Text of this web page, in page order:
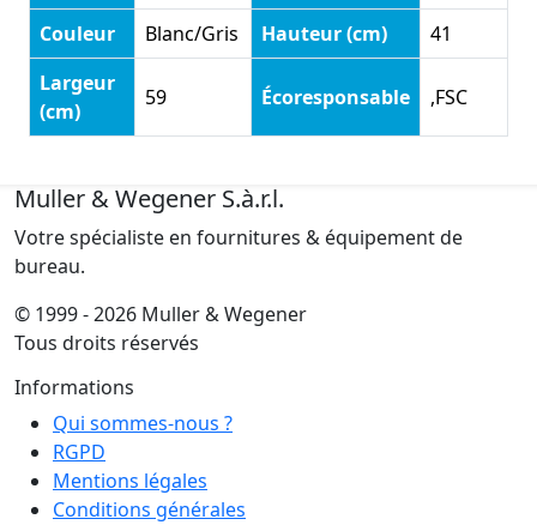
Couleur Blanc/Gris Hauteur (cm)
41
Largeur
(cm)
59 Écoresponsable ,FSC
Muller & Wegener S.à.r.l.
Votre spécialiste en fournitures & équipement de
bureau.
© 1999 - 2026 Muller & Wegener
Tous droits réservés
Informations
Qui sommes-nous ?
RGPD
Mentions légales
Conditions générales